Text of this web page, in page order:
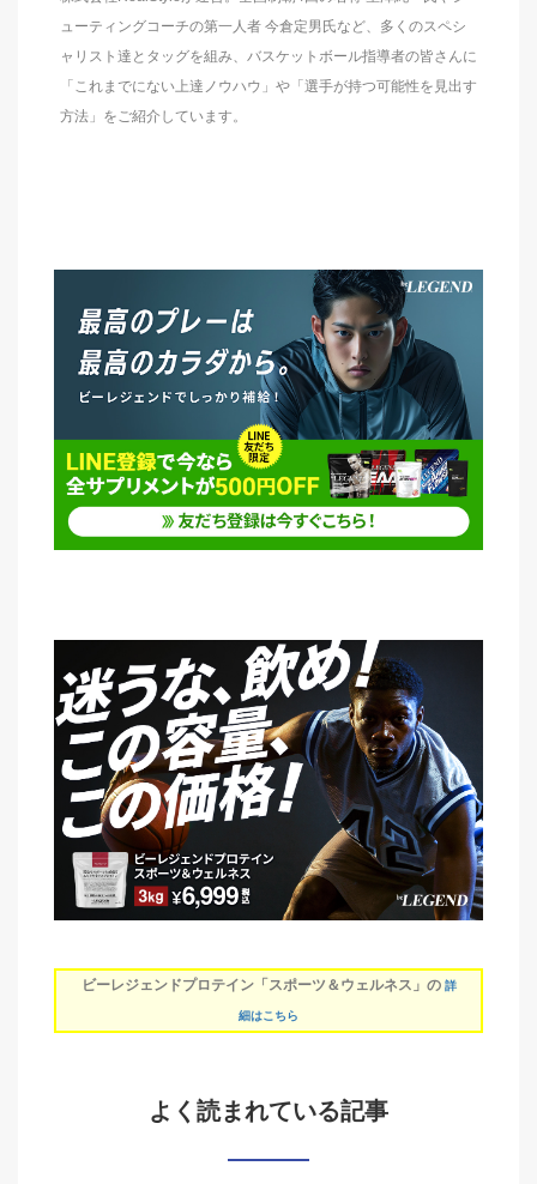
ューティングコーチの第一人者 今倉定男氏など、多くのスペシ
ャリスト達とタッグを組み、バスケットボール指導者の皆さんに
「これまでにない上達ノウハウ」や「選手が持つ可能性を見出す
方法」をご紹介しています。
ビーレジェンドプロテイン「スポーツ＆ウェルネス」の 詳
細はこちら
よく読まれている記事